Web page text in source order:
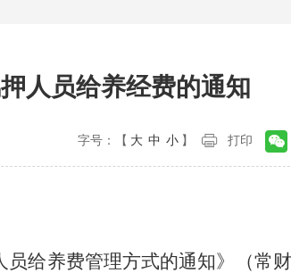
人员给养经费的通知
字号：【 大 中 小 】 打印
给养费管理方式的通知》（常